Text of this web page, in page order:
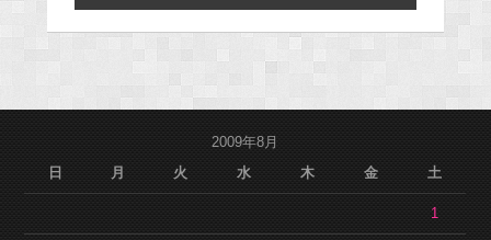
2009年8月
日
月 火 水 木 金 土
1